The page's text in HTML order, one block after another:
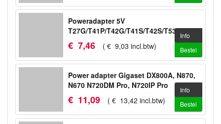
Poweradapter 5V
T27G/T41P/T42G/T41S/T42S/T53/T53W/WH64
€ 7,46 ( € 9,03 incl.btw)
Info
Bestel
Power adapter Gigaset DX800A, N870,
N670 N720DM Pro, N720IP Pro
€ 11,09 ( € 13,42 incl.btw)
Info
Bestel